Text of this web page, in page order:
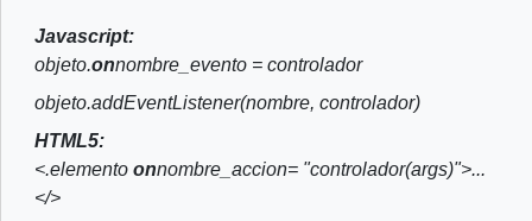
Javascript:
objeto.onnombre_evento = controlador
objeto.addEventListener(nombre, controlador)
HTML5:
<.elemento onnombre_accion= "controlador(args)">...
</>